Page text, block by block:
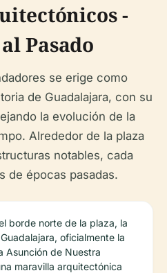
-
Pasado
se erige como
de Guadalajara, con su
la evolución de la
Alrededor de la plaza
notables, cada
de épocas pasadas.
borde norte de la plaza, la
oficialmente la
Asunción de Nuestra
maravilla arquitectónica